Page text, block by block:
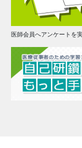
医師会員へアンケートを